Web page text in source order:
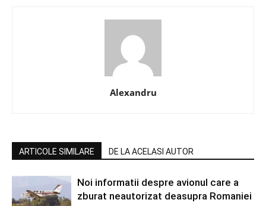
Alexandru
ARTICOLE SIMILARE DE LA ACELASI AUTOR
Noi informatii despre avionul care a
zburat neautorizat deasupra Romaniei